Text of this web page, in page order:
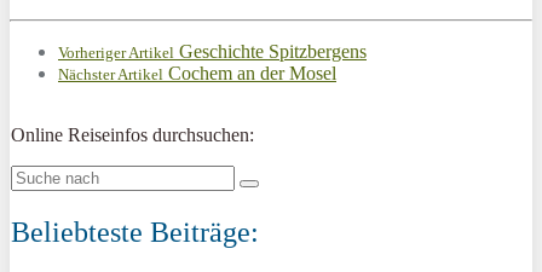
Vorheriger Artikel Geschichte Spitzbergens
Nächster Artikel Cochem an der Mosel
Online Reiseinfos durchsuchen:
Beliebteste Beiträge: